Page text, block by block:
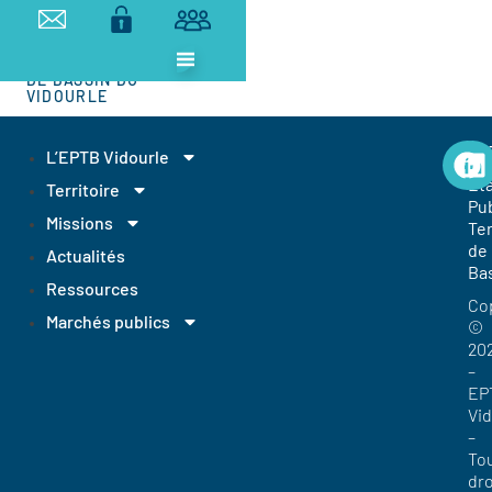
ETABLISSEMENT
DE BASSIN DU
VIDOURLE
L’EPTB Vidourle
Territoire
Missions
Actualités
Ressources
Marchés publics
de
©
–
–